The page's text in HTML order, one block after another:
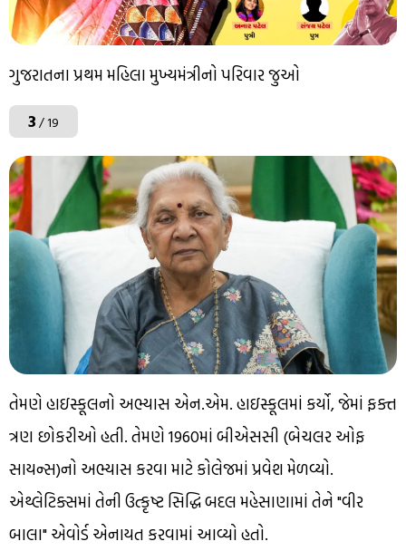
ગુજરાતના પ્રથમ મહિલા મુખ્યમંત્રીનો પરિવાર જુઓ
3/ 19
તેમણે હાઇસ્કૂલનો અભ્યાસ એન.એમ. હાઇસ્કૂલમાં કર્યો, જેમાં ફક્ત
ત્રણ છોકરીઓ હતી. તેમણે 1960માં બીએસસી (બેચલર ઓફ
સાયન્સ)નો અભ્યાસ કરવા માટે કોલેજમાં પ્રવેશ મેળવ્યો.
એથ્લેટિક્સમાં તેની ઉત્કૃષ્ટ સિદ્ધિ બદલ મહેસાણામાં તેને "વીર
બાલા" એવોર્ડ એનાયત કરવામાં આવ્યો હતો.